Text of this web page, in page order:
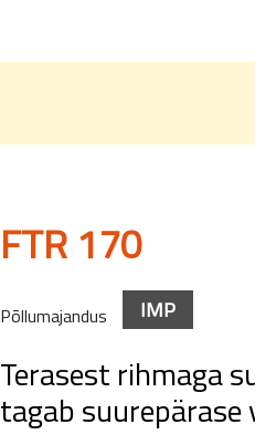
FTR 170
Põllumajandus IMP
Terasest rihmaga
tagab suurepärase